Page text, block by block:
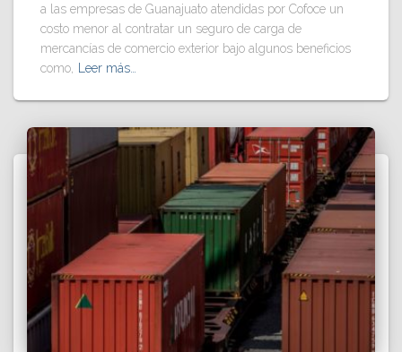
a las empresas de Guanajuato atendidas por Cofoce un
costo menor al contratar un seguro de carga de
mercancías de comercio exterior bajo algunos beneficios
como, Leer más…